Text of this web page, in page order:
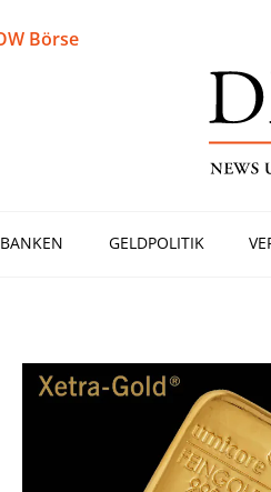
Börse
BANKEN GELDPOLITIK